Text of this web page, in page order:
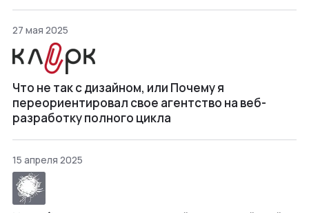
27 мая 2025
Что не так с дизайном, или Почему я
переориентировал свое агентство на веб-
разработку полного цикла
15 апреля 2025